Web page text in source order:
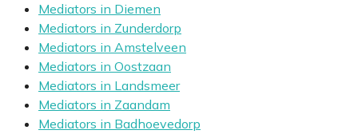
Mediators in Diemen
Mediators in Zunderdorp
Mediators in Amstelveen
Mediators in Oostzaan
Mediators in Landsmeer
Mediators in Zaandam
Mediators in Badhoevedorp